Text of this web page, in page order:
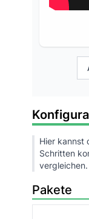
Hier kannst
Schritten
vergleichen.
Pakete